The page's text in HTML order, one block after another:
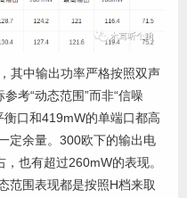
其中输出功率严格按照双声
考“动态范围”而非“信噪
口和419mW的单端口都高
定余量。300欧下的输出电
也有超过260mW的表现。
范围表现都是按照H档来取